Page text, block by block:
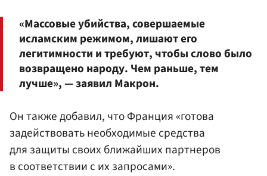
«Массовые убийства, совершаемые
исламским режимом, лишают его
легитимности и требуют, чтобы слово было
возвращено народу. Чем раньше, тем
лучше», — заявил Макрон.
Он также добавил, что Франция «готова
задействовать необходимые средства
для защиты своих ближайших партнеров
в соответствии с их запросами».